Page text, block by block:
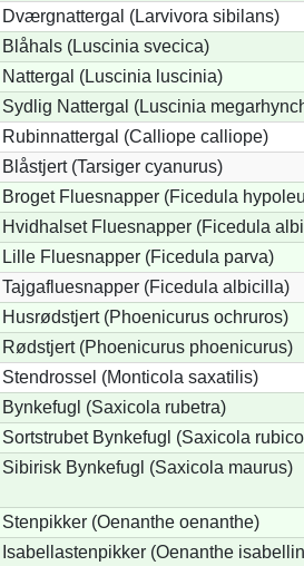
Dværgnattergal (Larvivora sibilans)
Blåhals (Luscinia svecica)
Nattergal (Luscinia luscinia)
Sydlig Nattergal (Luscinia
Rubinnattergal (Calliope calliope)
Blåstjert (Tarsiger cyanurus)
Broget Fluesnapper (Ficedula
Hvidhalset Fluesnapper (Ficedula
Lille Fluesnapper (Ficedula parva)
Tajgafluesnapper (Ficedula albicilla)
Husrødstjert (Phoenicurus ochruros)
Rødstjert (Phoenicurus phoenicurus)
Stendrossel (Monticola saxatilis)
Bynkefugl (Saxicola rubetra)
Sortstrubet Bynkefugl (Saxicola
Sibirisk Bynkefugl (Saxicola maurus)
Stenpikker (Oenanthe oenanthe)
Isabellastenpikker (Oenanthe